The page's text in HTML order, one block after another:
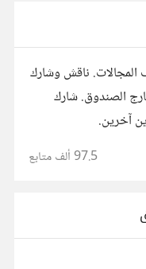
المجالات. ناقش وشارك
الصندوق. شارك
آخرين.
97.5 ألف متابع